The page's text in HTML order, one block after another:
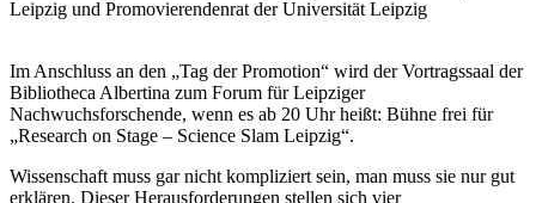
Leipzig und Promovierendenrat der Universität Leipzig
Im Anschluss an den „Tag der Promotion“ wird der Vortragssaal der
Bibliotheca Albertina zum Forum für Leipziger
Nachwuchsforschende, wenn es ab 20 Uhr heißt: Bühne frei für
„Research on Stage – Science Slam Leipzig“.
Wissenschaft muss gar nicht kompliziert sein, man muss sie nur gut
erklären. Dieser Herausforderungen stellen sich vier